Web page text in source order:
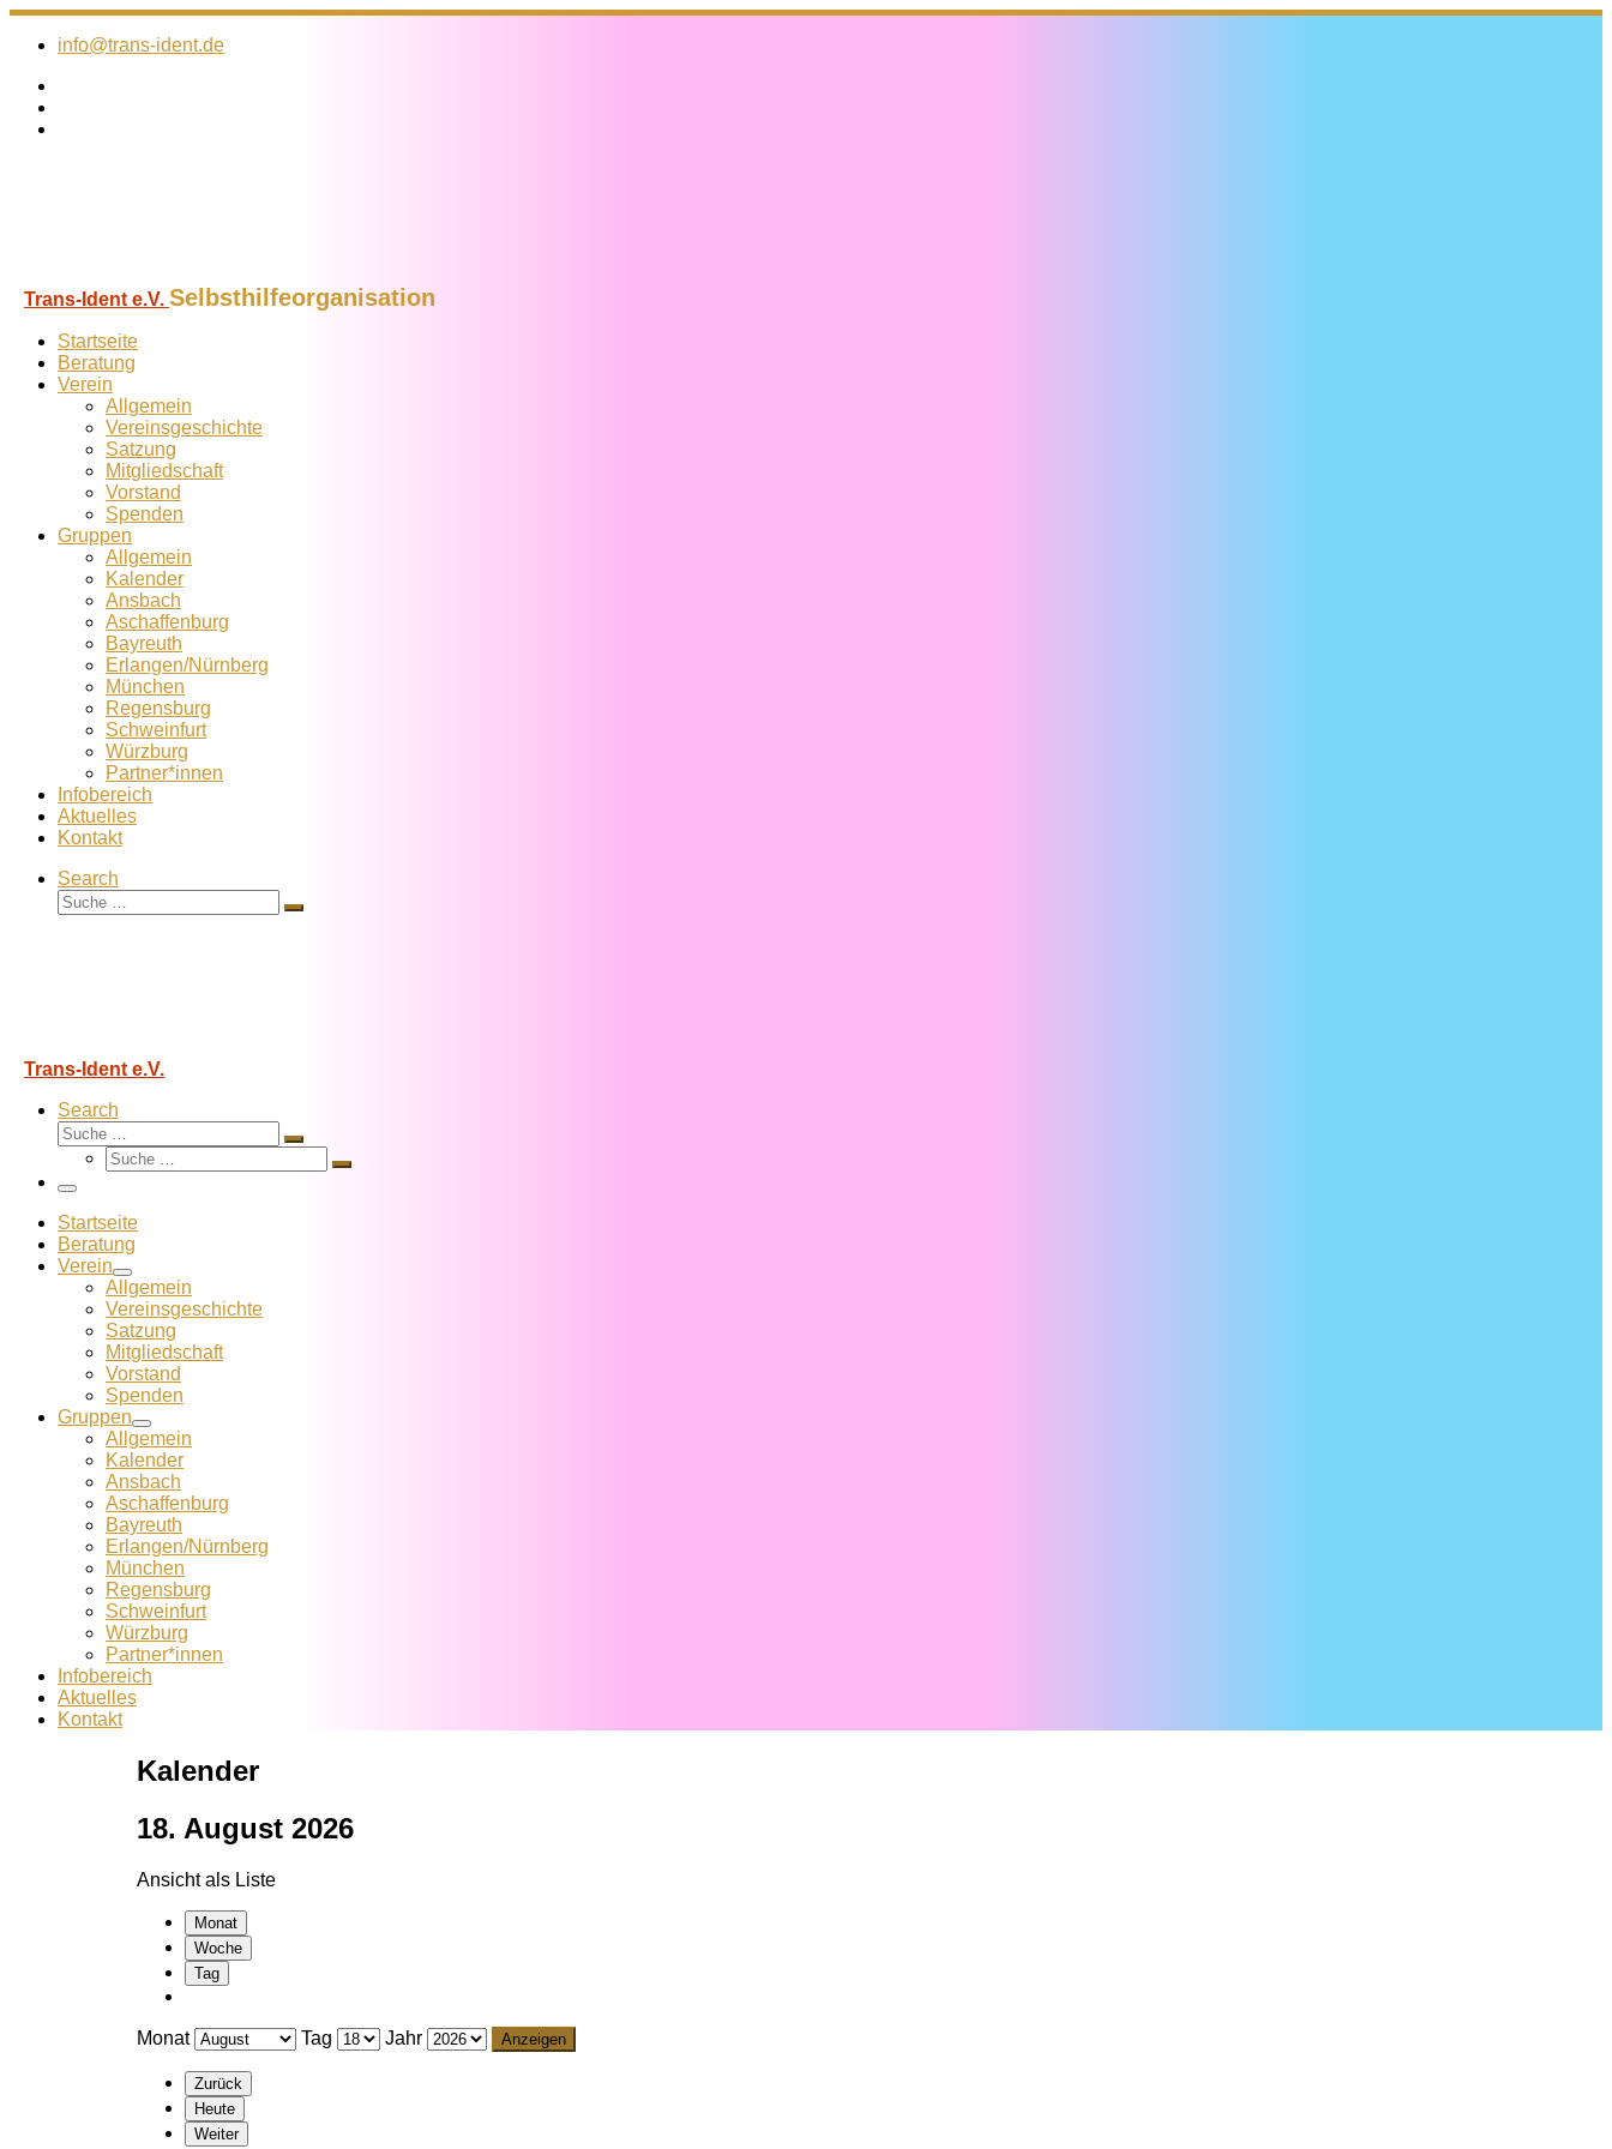
Zum
Inhalt
info@trans-ident.de
Trans-Ident e.V. Selbsthilfeorganisation
Startseite
Beratung
Verein
Allgemein
Vereins­geschichte
Satzung
Mitglied­schaft
Vorstand
Spenden
Gruppen
Allgemein
Kalender
Ansbach
Aschaffenburg
Bayreuth
Erlangen/Nürnberg
München
Regensburg
Schweinfurt
Würzburg
Partner*innen
Infobereich
Aktuelles
Kontakt
Search
Suche
Suche
Trans-Ident e.V.
Search
Suche
Suche
Suche
Suche
Menü
Startseite
Beratung
Verein
Allgemein
Vereins­geschichte
Satzung
Mitglied­schaft
Vorstand
Spenden
Gruppen
Allgemein
Kalender
Ansbach
Aschaffenburg
Bayreuth
Erlangen/Nürnberg
München
Regensburg
Schweinfurt
Würzburg
Partner*innen
Infobereich
Aktuelles
Kontakt
Kalender
18. August 2026
Ansicht als Liste
Monat
Woche
Tag
Monat Tag Jahr
Zurück
Heute
Weiter